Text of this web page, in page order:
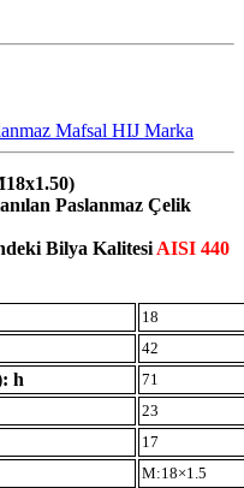
Mafsal HIJ Marka
Paslanmaz Çelik
Bilya Kalitesi AISI 440
18
42
h 71
23
17
M:18×1.5